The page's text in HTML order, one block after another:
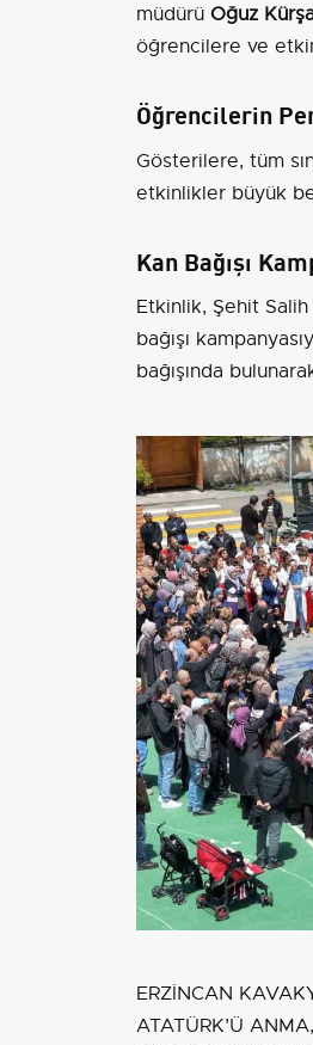
müdürü Oğuz
öğrencilere ve
Öğrencilerin
Gösterilere, tüm
etkinlikler büyük
Kan Bağışı
Etkinlik, Şehit
bağışı
bağışında
ERZİNCAN
ATATÜRK’Ü